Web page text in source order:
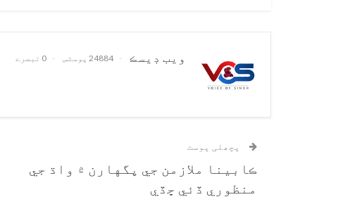
ويب ڊيسڪ 24884 پوسٹس 0 تبصرے
پچھلی پوسٹ
ڪابينا ملازمن جي پگهارن ۾ واڌ جي
منظوري ڏئي ڇڏي